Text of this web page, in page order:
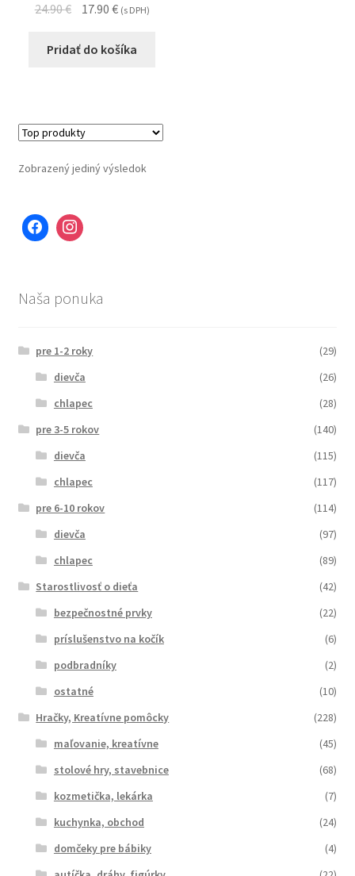
24.90€ 17.90 € (s DPH)
Pridať do košíka
Zobrazený jediný výsledok
Naša ponuka
pre 1-2 roky
(29)
dievča
(26)
chlapec
(28)
pre 3-5 rokov
(140)
dievča
(115)
chlapec
(117)
pre 6-10 rokov
(114)
dievča
(97)
chlapec
(89)
Starostlivosť o dieťa
(42)
bezpečnostné prvky
(22)
príslušenstvo na kočík
(6)
podbradníky
(2)
ostatné
(10)
Hračky, Kreatívne pomôcky
(228)
maľovanie, kreatívne
(45)
stolové hry, stavebnice
(68)
kozmetička, lekárka
(7)
kuchynka, obchod
(24)
domčeky pre bábiky
(4)